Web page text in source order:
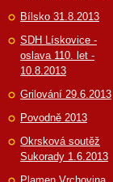
Bílsko 31.8.2013
SDH Lískovice -
oslava 110. let -
10.8.2013
Grilování 29.6.2013
Povodně 2013
Okrsková soutěž
Sukorady 1.6.2013